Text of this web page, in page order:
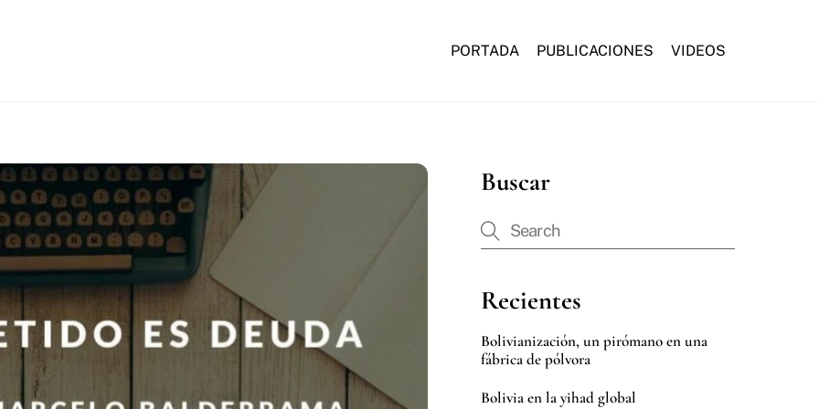
PORTADA PUBLICACIONES VIDEOS
Buscar
Recientes
Bolivianización, un pirómano en una
fábrica de pólvora
Bolivia en la yihad global